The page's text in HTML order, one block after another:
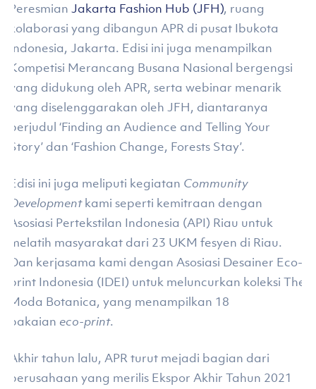
Peresmian Jakarta Fashion Hub (JFH), ruang
kolaborasi yang dibangun APR di pusat Ibukota
Indonesia, Jakarta. Edisi ini juga menampilkan
Kompetisi Merancang Busana Nasional bergengsi
yang didukung oleh APR, serta webinar menarik
yang diselenggarakan oleh JFH, diantaranya
berjudul ‘Finding an Audience and Telling Your
Story’ dan ‘Fashion Change, Forests Stay’.
Edisi ini juga meliputi kegiatan Community
Developmentkami seperti kemitraan dengan
Asosiasi Pertekstilan Indonesia (API) Riau untuk
melatih masyarakat dari 23 UKM fesyen di Riau.
Dan kerjasama kami dengan Asosiasi Desainer Eco-
print Indonesia (IDEI) untuk meluncurkan koleksi The
Moda Botanica, yang menampilkan 18
pakaian eco-print.
Akhir tahun lalu, APR turut mejadi bagian dari
perusahaan yang merilis Ekspor Akhir Tahun 2021